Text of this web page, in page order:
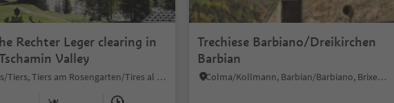
1/4
Rechter Leger clearing in
Valley
Tires/Tiers, Tiers am Rosengarten/Tires al Catinaccio, Dolomites Region Seiser Alm
Trechiese Barbiano/Dreikirchen
Barbian
Colma/Kollmann, Barbian/Barbiano, Brixen/Bressanone and environs